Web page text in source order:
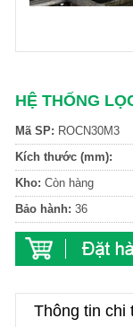
HỆ THỐNG
Mã SP: ROCN30M3
Kích thước (mm):
Kho: Còn hàng
Bảo hành: 36
Thông tin chi